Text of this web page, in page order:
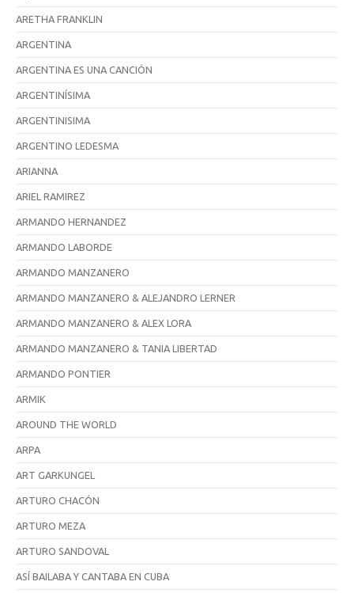
ARETHA FRANKLIN
ARGENTINA
ARGENTINA ES UNA CANCIÓN
ARGENTINÍSIMA
ARGENTINISIMA
ARGENTINO LEDESMA
ARIANNA
ARIEL RAMIREZ
ARMANDO HERNANDEZ
ARMANDO LABORDE
ARMANDO MANZANERO
ARMANDO MANZANERO & ALEJANDRO LERNER
ARMANDO MANZANERO & ALEX LORA
ARMANDO MANZANERO & TANIA LIBERTAD
ARMANDO PONTIER
ARMIK
AROUND THE WORLD
ARPA
ART GARKUNGEL
ARTURO CHACÓN
ARTURO MEZA
ARTURO SANDOVAL
ASÍ BAILABA Y CANTABA EN CUBA